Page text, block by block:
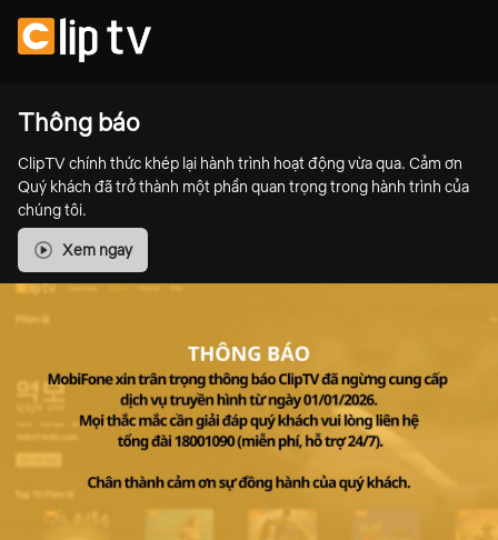
Thông báo
ClipTV chính thức khép lại hành trình hoạt động vừa qua. Cảm ơn
Quý khách đã trở thành một phần quan trọng trong hành trình của
chúng tôi.
Xem ngay